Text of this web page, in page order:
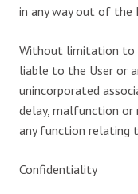
in any way out of the
Without limitation to
liable to the User or
unincorporated
delay, malfunction or
any function relating
Confidentiality